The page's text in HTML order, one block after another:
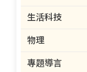
生活科技
物理
專題導言